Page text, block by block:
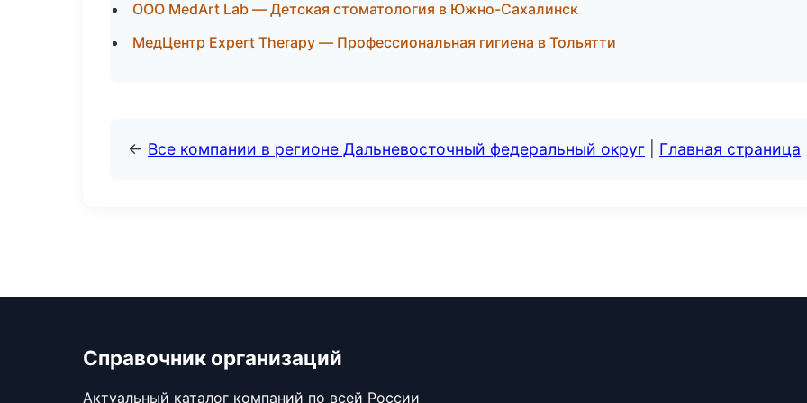
ООО MedArt Lab — Детская стоматология в Южно-Сахалинск
МедЦентр Expert Therapy — Профессиональная гигиена в Тольятти
← Все компании в регионе Дальневосточный федеральный округ Главная страница
Справочник организаций
Актуальный каталог компаний по всей России